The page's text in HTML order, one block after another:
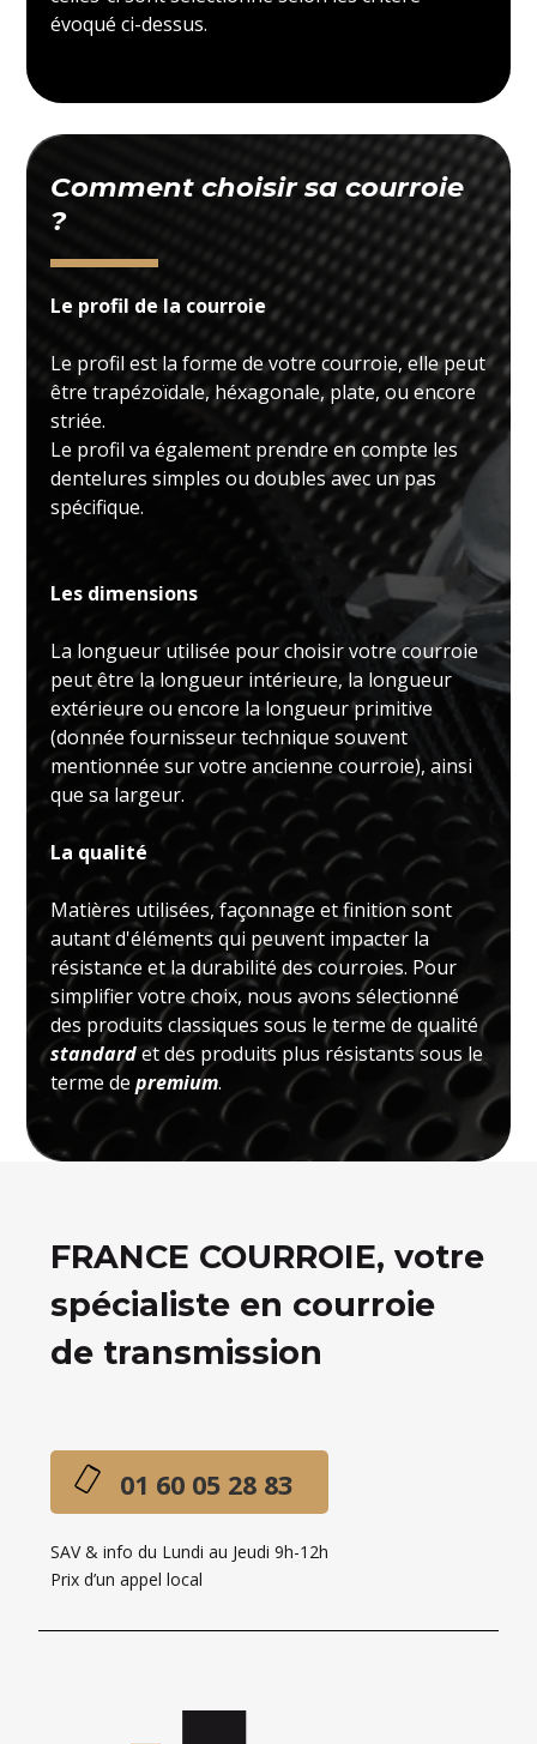
évoqué ci-dessus.
Comment choisir sa courroie
?
Le profil de la courroie
Le profil est la forme de votre courroie, elle peut
être trapézoïdale, héxagonale, plate, ou encore
striée.
Le profil va également prendre en compte les
dentelures simples ou doubles avec un pas
spécifique.
Les dimensions
La longueur utilisée pour choisir votre courroie
peut être la longueur intérieure, la longueur
extérieure ou encore la longueur primitive
(donnée fournisseur technique souvent
mentionnée sur votre ancienne courroie), ainsi
que sa largeur.
La qualité
Matières utilisées, façonnage et finition sont
autant d'éléments qui peuvent impacter la
résistance et la durabilité des courroies. Pour
simplifier votre choix, nous avons sélectionné
des produits classiques sous le terme de qualité
standardet des produits plus résistants sous le
terme depremium.
FRANCE COURROIE, votre
spécialiste en courroie
de transmission
01 60 05 28 83
SAV & info du Lundi au Jeudi 9h-12h
Prix d’un appel local